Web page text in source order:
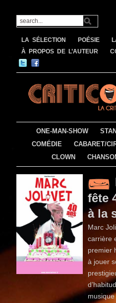
LA SÉLECTION POÉSIE
À PROPOS DE L’AUTEUR
ONE-MAN-SHOW
COMÉDIE
CABARET/
CLOWN
fête
à la
Marc
carrière
premier
à jouer